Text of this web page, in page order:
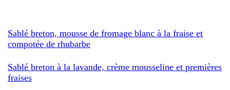
Sablé breton, mousse de fromage blanc à la fraise et
compotée de rhubarbe
Sablé breton à la lavande, crème mousseline et premières
fraises